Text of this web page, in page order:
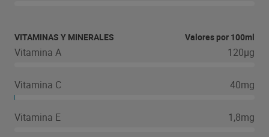
VITAMINAS Y MINERALES Valores por 100ml
Vitamina A 120µg
Vitamina C 40mg
Vitamina E 1,8mg